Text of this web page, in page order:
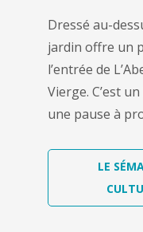
Dressé au-
jardin offre un
l’entrée de
Vierge. C’est
une pause à
LE